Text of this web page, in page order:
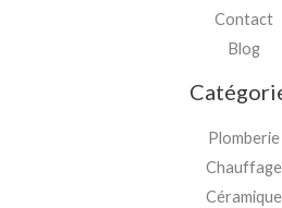
Contact
Blog
Plomberie
Chauffage
Céramique